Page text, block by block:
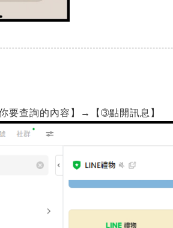
要查詢的內容】→【➂點開訊息】